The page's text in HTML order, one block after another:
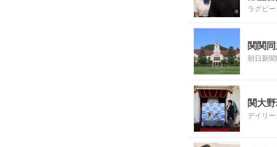
ラグビ
関関
朝日新
関大
デイリ